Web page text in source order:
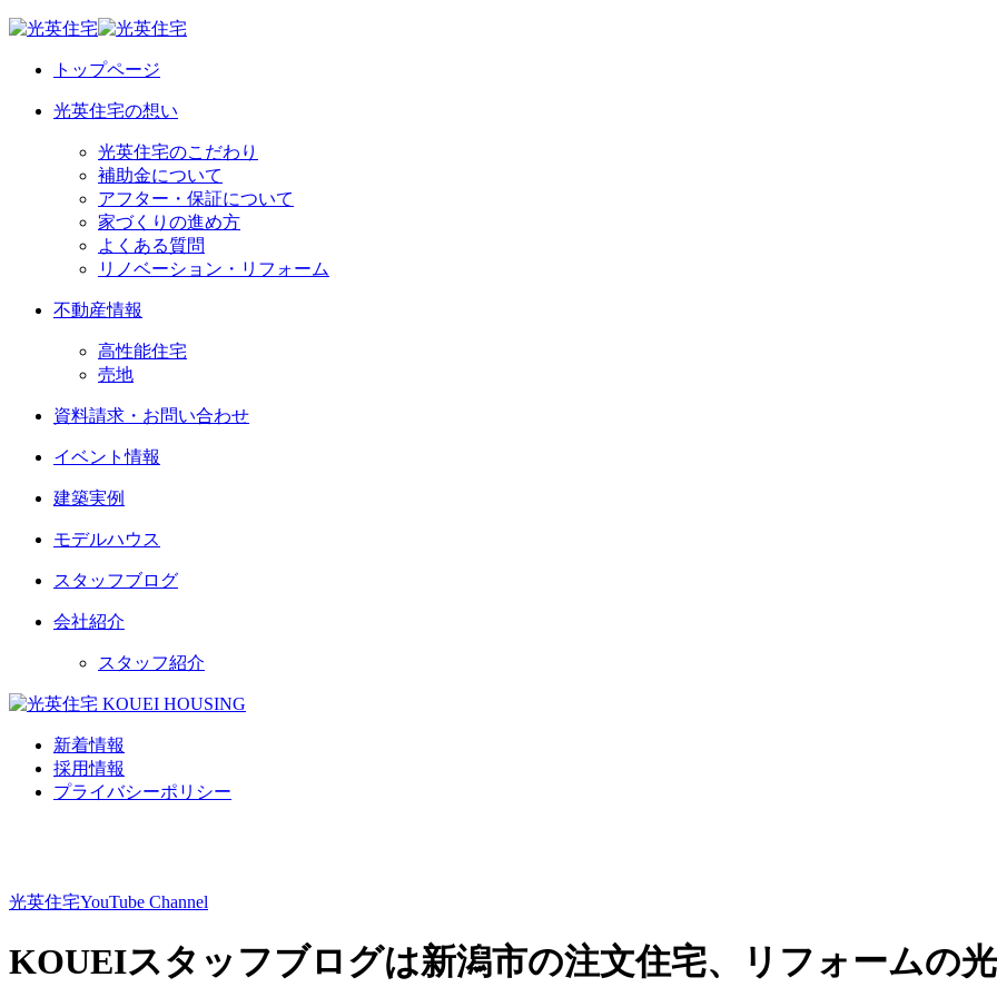
トップページ
光英住宅の想い
光英住宅のこだわり
補助金について
アフター・保証について
家づくりの進め方
よくある質問
リノベーション・リフォーム
不動産情報
高性能住宅
売地
資料請求・お問い合わせ
イベント情報
建築実例
モデルハウス
スタッフブログ
会社紹介
スタッフ紹介
新着情報
採用情報
プライバシーポリシー
光英住宅YouTube Channel
KOUEIスタッフブログは新潟市の注文住宅、リフォームの